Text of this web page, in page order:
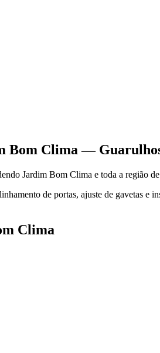
Bom Clima —
Jardim Bom Clima e toda a região de
de portas, ajuste de gavetas
Clima